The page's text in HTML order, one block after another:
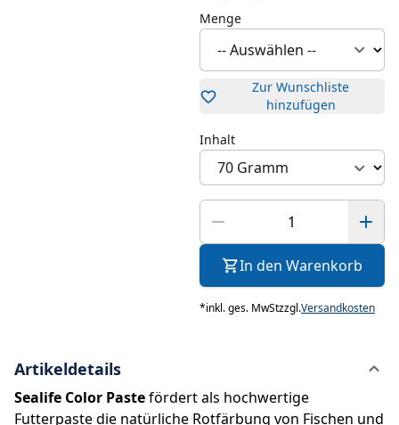
Menge
Zur Wunschliste
hinzufügen
Inhalt
In den Warenkorb
*inkl. ges. MwStzzgl.Versandkosten
Artikeldetails
Sealife Color Pastefördert als hochwertige
Futterpaste die natürliche Rotfärbung von Fischen und